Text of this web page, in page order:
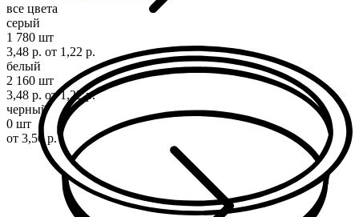
все цвета
серый
1 780 шт
3,48 р. от 1,22 р.
белый
2 160 шт
3,48 р. от 1,22 р.
черный
0 шт
от 3,50 р.